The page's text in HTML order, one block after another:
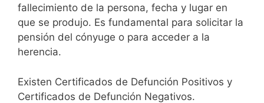
fallecimiento de la persona, fecha y lugar en
que se produjo. Es fundamental para solicitar la
pensión del cónyuge o para acceder a la
herencia.
Existen Certificados de Defunción Positivos y
Certificados de Defunción Negativos.